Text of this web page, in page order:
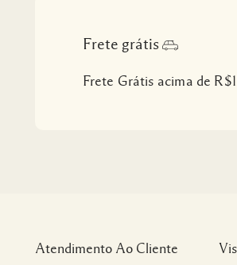
Frete grátis
Frete Grátis acima de
Atendimento Ao Cliente